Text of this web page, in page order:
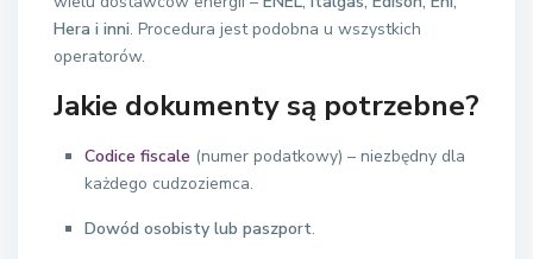
Hera i inni. Procedura jest podobna u wszystkich
operatorów.
Jakie dokumenty są potrzebne?
Codice fiscale (numer podatkowy) – niezbędny dla
każdego cudzoziemca.
Dowód osobisty lub paszport.